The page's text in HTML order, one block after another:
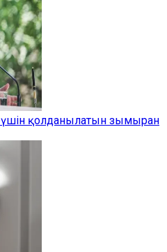
қолданылатын зымыран